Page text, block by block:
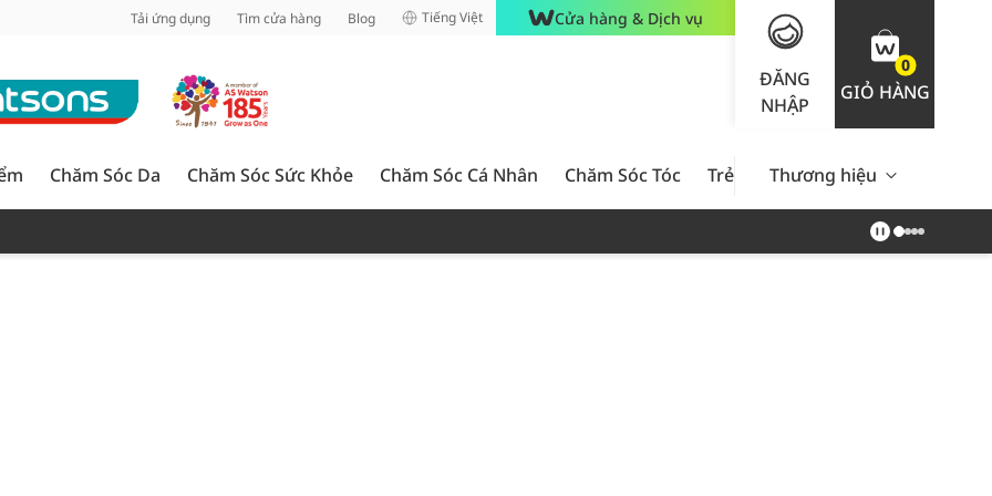
Tải ứng dụng Tìm cửa hàng Blog Tiếng Việt Cửa hàng & Dịch vụ
ĐĂNG
NHẬP
0
GIỎ HÀNG
Chăm Sóc Da Chăm Sóc Sức Khỏe Chăm Sóc Cá Nhân Chăm Sóc Tóc Trẻ Em Nam Giới Chăm Sóc
Thương hiệu